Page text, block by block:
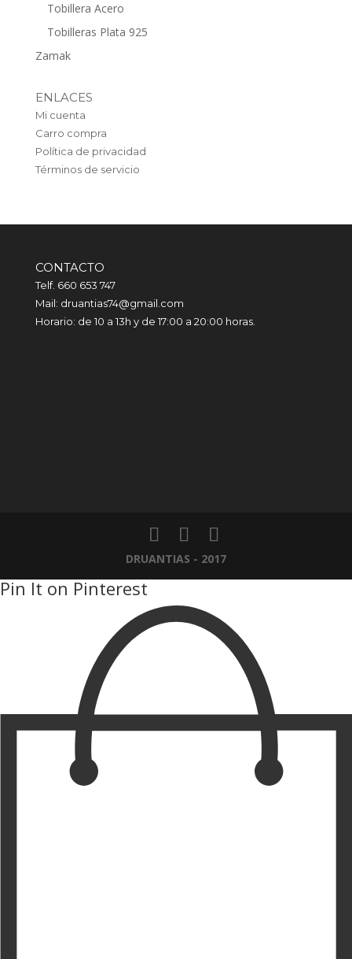
Tobillera Acero
Tobilleras Plata 925
Zamak
ENLACES
Mi cuenta
Carro compra
Política de privacidad
Términos de servicio
CONTACTO
Telf. 660 653 747
Mail: druantias74@gmail.com
Horario: de 10 a 13h y de 17:00 a 20:00 horas.
DRUANTIAS - 2017
Pin It on Pinterest